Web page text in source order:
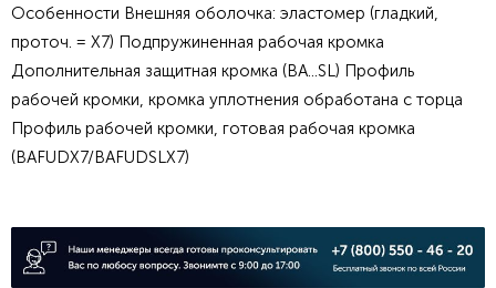
Особенности Внешняя оболочка: эластомер (гладкий,
проточ. = X7) Подпружиненная рабочая кромка
Дополнительная защитная кромка (BA...SL) Профиль
рабочей кромки, кромка уплотнения обработана с торца
Профиль рабочей кромки, готовая рабочая кромка
(BAFUDX7/BAFUDSLX7)